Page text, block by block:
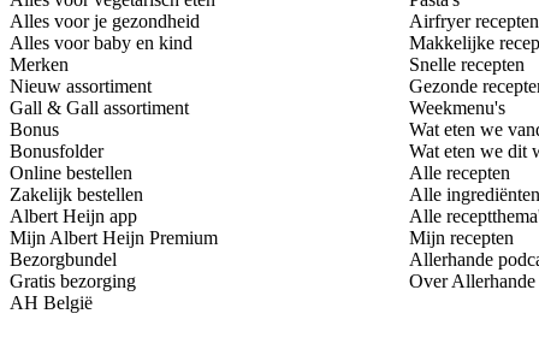
Alles voor je gezondheid
Alles voor baby en kind
Merken
Nieuw assortiment
Gall & Gall assortiment
Bonus
Bonusfolder
Online bestellen
Zakelijk bestellen
Albert Heijn app
Mijn Albert Heijn Premium
Bezorgbundel
Gratis bezorging
AH België
Airfryer recepten
Makkelijke
Snelle recepten
Gezonde
Weekmenu's
Wat eten we
Wat eten we dit
Alle recepten
Alle ingrediënten
Alle
Mijn recepten
Allerhande
Over Allerhande